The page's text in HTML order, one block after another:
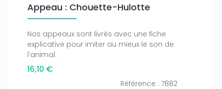
Appeau : Chouette-Hulotte
Nos appeaux sont livrés avec une fiche
explicative pour imiter au mieux le son de
l'animal.
16,10 €
Référence : 7882